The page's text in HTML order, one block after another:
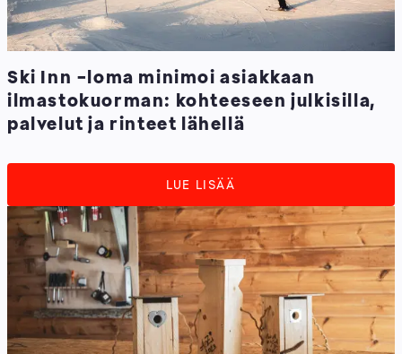
Ski Inn -loma minimoi asiakkaan
ilmastokuorman: kohteeseen julkisilla,
palvelut ja rinteet lähellä
LUE LISÄÄ